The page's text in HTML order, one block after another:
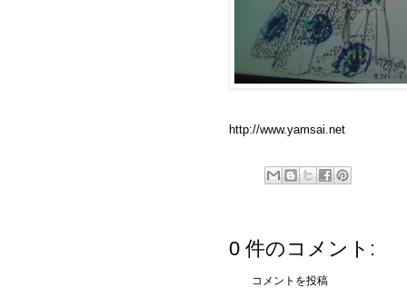
http://www.yamsai.net
0 件のコメント:
コメントを投稿